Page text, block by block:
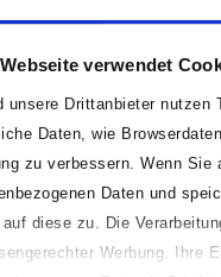
verwendet
unsere Drittanbieter nutzen
Daten, wie
zu verbessern. Wenn
Daten und
diese zu. Die
Werbung. Ihre